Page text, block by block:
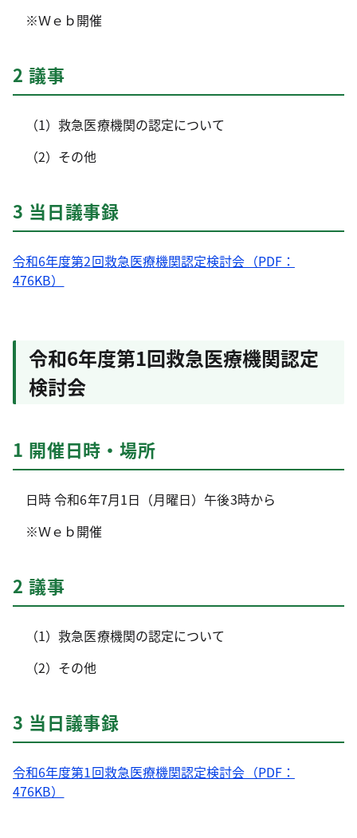
※Ｗｅｂ開催
2 議事
（1）救急医療機関の認定について
（2）その他
3 当日議事録
令和6年度第2回救急医療機関認定検討会（PDF：
476KB）
令和6年度第1回救急医療機関認定
検討会
1 開催日時・場所
日時 令和6年7月1日（月曜日）午後3時から
※Ｗｅｂ開催
2 議事
（1）救急医療機関の認定について
（2）その他
3 当日議事録
令和6年度第1回救急医療機関認定検討会（PDF：
476KB）